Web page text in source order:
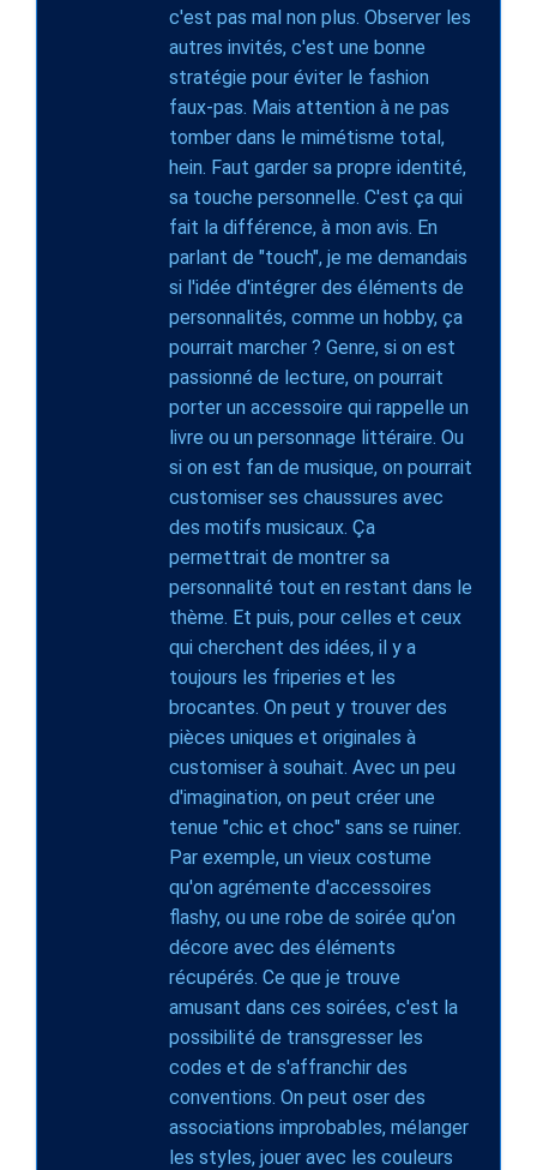
c'est pas mal non plus. Observer les
autres invités, c'est une bonne
stratégie pour éviter le fashion
faux-pas. Mais attention à ne pas
tomber dans le mimétisme total,
hein. Faut garder sa propre identité,
sa touche personnelle. C'est ça qui
fait la différence, à mon avis. En
parlant de "touch", je me demandais
si l'idée d'intégrer des éléments de
personnalités, comme un hobby, ça
pourrait marcher ? Genre, si on est
passionné de lecture, on pourrait
porter un accessoire qui rappelle un
livre ou un personnage littéraire. Ou
si on est fan de musique, on pourrait
customiser ses chaussures avec
des motifs musicaux. Ça
permettrait de montrer sa
personnalité tout en restant dans le
thème. Et puis, pour celles et ceux
qui cherchent des idées, il y a
toujours les friperies et les
brocantes. On peut y trouver des
pièces uniques et originales à
customiser à souhait. Avec un peu
d'imagination, on peut créer une
tenue "chic et choc" sans se ruiner.
Par exemple, un vieux costume
qu'on agrémente d'accessoires
flashy, ou une robe de soirée qu'on
décore avec des éléments
récupérés. Ce que je trouve
amusant dans ces soirées, c'est la
possibilité de transgresser les
codes et de s'affranchir des
conventions. On peut oser des
associations improbables, mélanger
les styles, jouer avec les couleurs